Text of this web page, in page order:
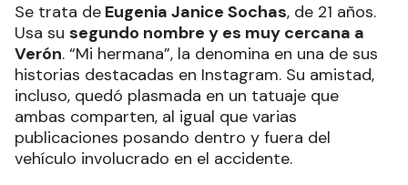
Se trata de Eugenia Janice Sochas, de 21 años.
Usa su segundo nombre y es muy cercana a
Verón. “Mi hermana”, la denomina en una de sus
historias destacadas en Instagram. Su amistad,
incluso, quedó plasmada en un tatuaje que
ambas comparten, al igual que varias
publicaciones posando dentro y fuera del
vehículo involucrado en el accidente.